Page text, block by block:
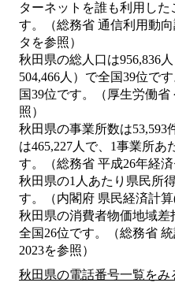
ターネットを誰も利用し
す。（総務省 通信利用動
タを参照）
秋田県の総人口は956,836
504,466人）で全国39位で
国39位です。（厚生労働
照）
秋田県の事業所数は53,593
は465,227人で、1事業所あ
す。（総務省 平成26年経
秋田県の1人あたり県民所
す。（内閣府 県民経済計算
秋田県の消費者物価地域差
全国26位です。（総務省
2023を参照）
秋田県の電話番号一覧をみ